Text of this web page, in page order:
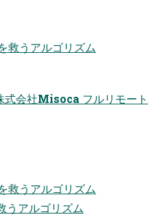
うアルゴリズム
会社Misoca フルリモート
うアルゴリズム
うアルゴリズム